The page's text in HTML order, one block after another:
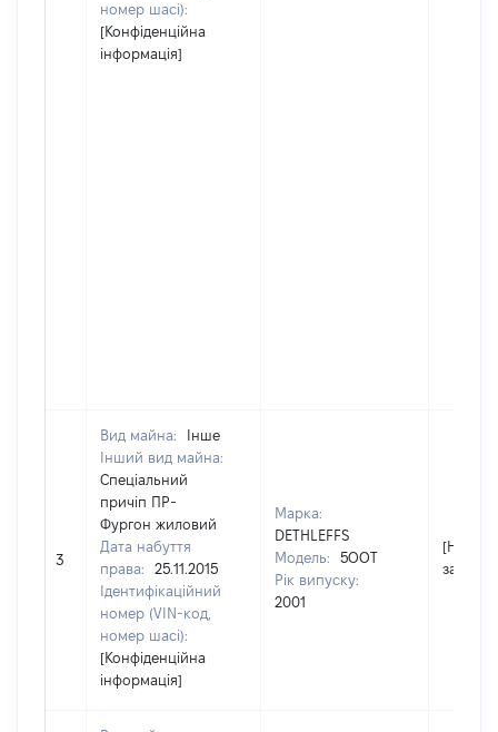
номер шасі):
[Конфіденційна
інформація]
3
Вид майна:
Інше
Інший вид майна:
Спеціальний
причіп ПР-
Фургон жиловий
Дата набуття
права:
25.11.2015
Ідентифікаційний
номер (VIN-код,
номер шасі):
[Конфіденційна
інформація]
Марка:
DETHLEFFS
Модель:
5OOT
Рік випуску:
2001
[Не